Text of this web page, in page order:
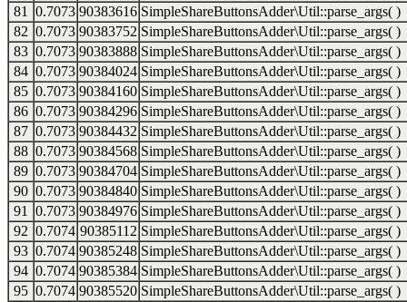
81
0.7073 90383616 SimpleShareButtonsAdder\Util::parse_args( )
82 0.7073 90383752 SimpleShareButtonsAdder\Util::parse_args( )
83 0.7073 90383888 SimpleShareButtonsAdder\Util::parse_args( )
84 0.7073 90384024 SimpleShareButtonsAdder\Util::parse_args( )
85 0.7073 90384160 SimpleShareButtonsAdder\Util::parse_args( )
86 0.7073 90384296 SimpleShareButtonsAdder\Util::parse_args( )
87 0.7073 90384432 SimpleShareButtonsAdder\Util::parse_args( )
88 0.7073 90384568 SimpleShareButtonsAdder\Util::parse_args( )
89 0.7073 90384704 SimpleShareButtonsAdder\Util::parse_args( )
90 0.7073 90384840 SimpleShareButtonsAdder\Util::parse_args( )
91
0.7073 90384976 SimpleShareButtonsAdder\Util::parse_args( )
92 0.7074 90385112 SimpleShareButtonsAdder\Util::parse_args( )
93 0.7074 90385248 SimpleShareButtonsAdder\Util::parse_args( )
94 0.7074 90385384 SimpleShareButtonsAdder\Util::parse_args( )
95 0.7074 90385520 SimpleShareButtonsAdder\Util::parse_args( )